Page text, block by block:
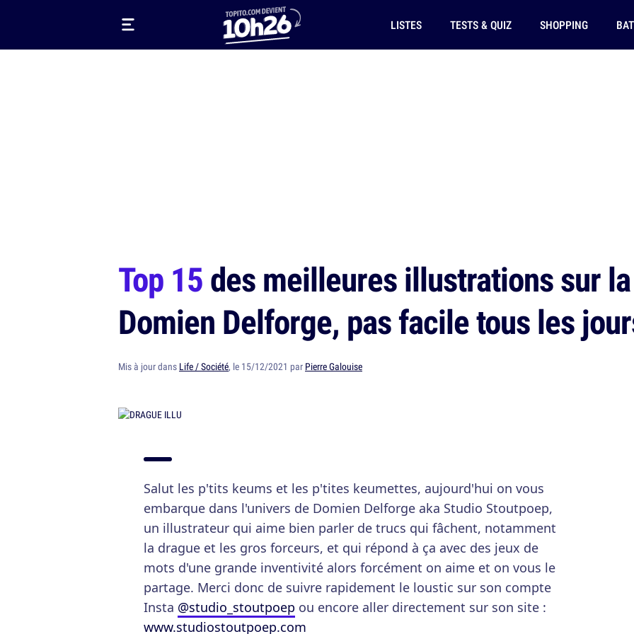
LISTES TESTS & QUIZ SHOPPING
Top 15des meilleures illustrations sur
Domien Delforge, pas facile tous les
Mis à jour dans Life / Société, le 15/12/2021 par Pierre Galouise
Salut les p'tits keums et les p'tites keumettes, aujourd'hui on vous
embarque dans l'univers de Domien Delforge aka Studio Stoutpoep,
un illustrateur qui aime bien parler de trucs qui fâchent, notamment
la drague et les gros forceurs, et qui répond à ça avec des jeux de
mots d'une grande inventivité alors forcément on aime et on vous le
partage. Merci donc de suivre rapidement le loustic sur son compte
Insta @studio_stoutpoep ou encore aller directement sur son site :
www.studiostoutpoep.com